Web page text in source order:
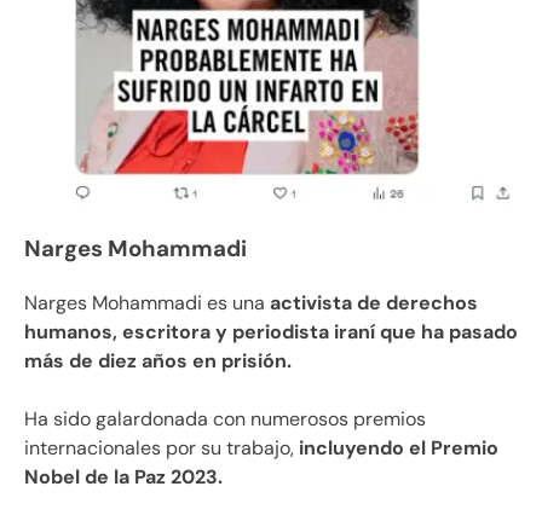
Narges Mohammadi
Narges Mohammadi es una activista de derechos
humanos, escritora y periodista iraní que ha pasado
más de diez años en prisión.
Ha sido galardonada con numerosos premios
internacionales por su trabajo, incluyendo el Premio
Nobel de la Paz 2023.